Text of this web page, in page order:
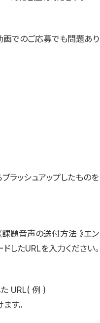
でのご応募でも問題あり
ラッシュアップしたものを
題音声の送付方法 》エン
したURLを入力ください。
URL( 例 )
す。